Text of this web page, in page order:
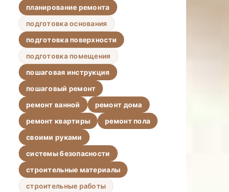
планирование ремонта
подготовка основания
подготовка поверхности
подготовка помещения
пошаговая инструкция
пошаговый ремонт
ремонт ванной
ремонт дома
ремонт квартиры
ремонт пола
своими руками
системы безопасности
строительные материалы
строительные работы